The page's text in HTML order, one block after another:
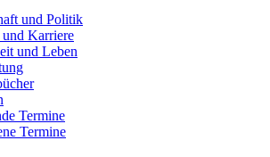
und Politik
und Karriere
und Leben
Termine
Termine